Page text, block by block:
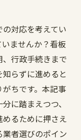
対応を考えてい
ませんか？看板
行政手続きまで
らずに進めると
ちです。本記事
に踏まえつつ、
るために押さえ
者選びのポイン